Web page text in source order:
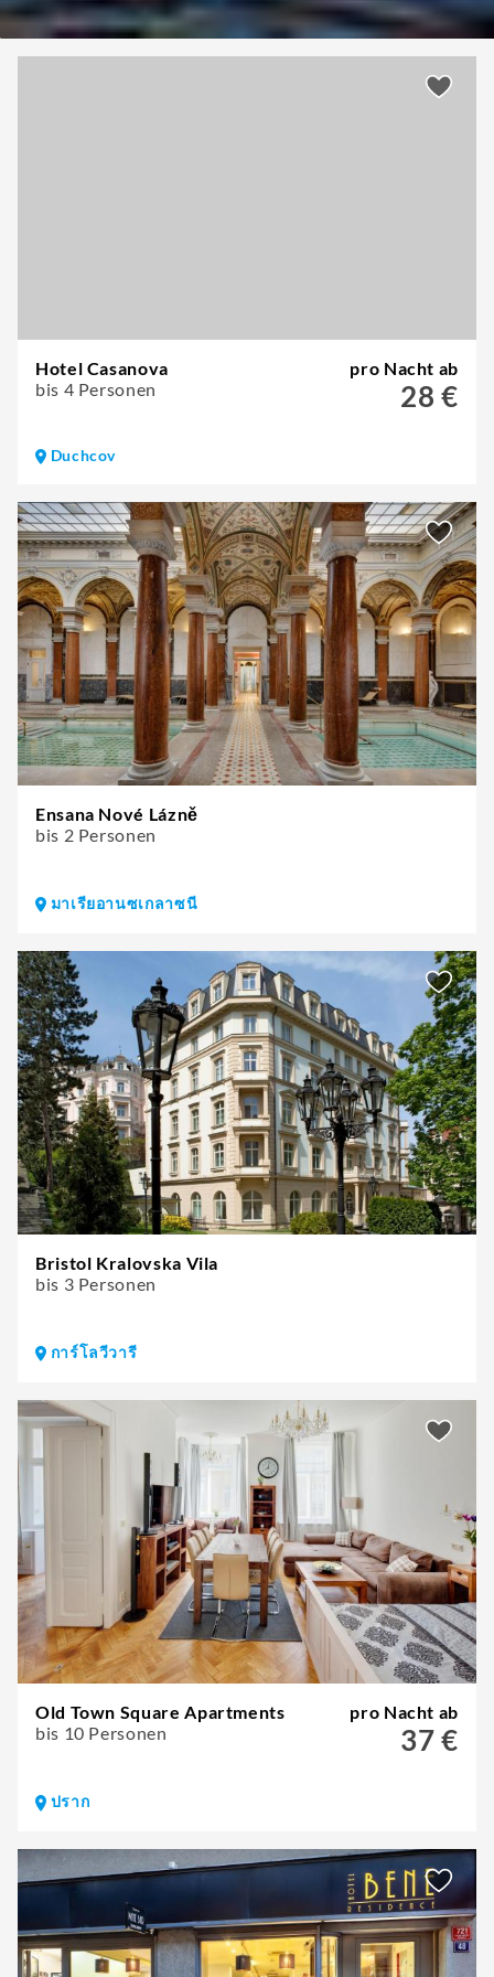
Hotel Casanova
bis 4 Personen
pro Nacht ab
28 €
Duchcov
Ensana Nové Lázně
bis 2 Personen
มาเรียอานซเกลาซนี
Bristol Kralovska Vila
bis 3 Personen
การ์โลวีวารี
Old Town Square Apartments
bis 10 Personen
pro Nacht ab
37 €
ปราก